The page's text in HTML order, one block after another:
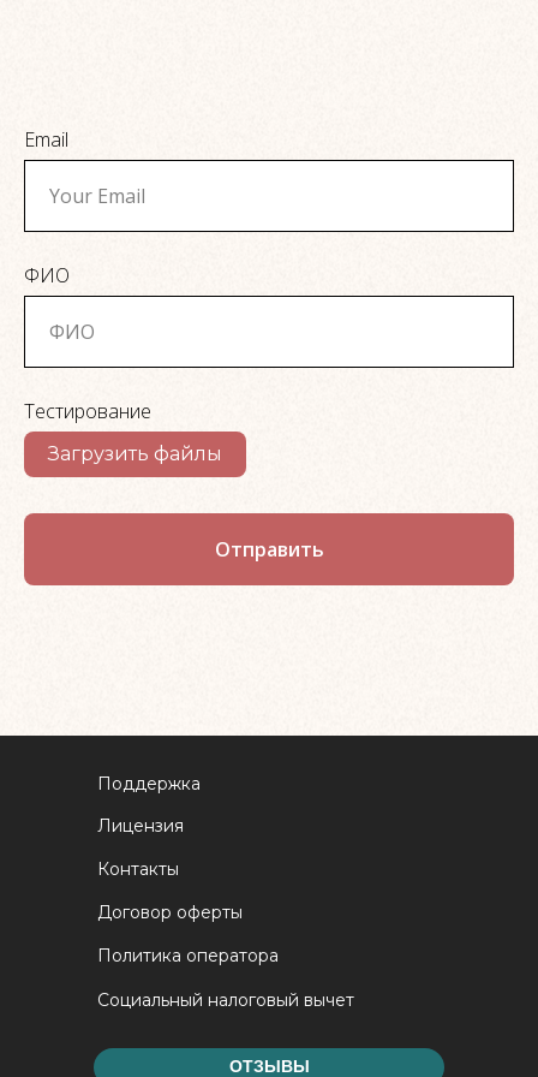
Email
ФИО
Тестирование
Загрузить файлы
Отправить
Договор оферты
Политика оператора
Социальный налоговый вычет
Контакты
Поддержка
Лицензия
ОТЗЫВЫ